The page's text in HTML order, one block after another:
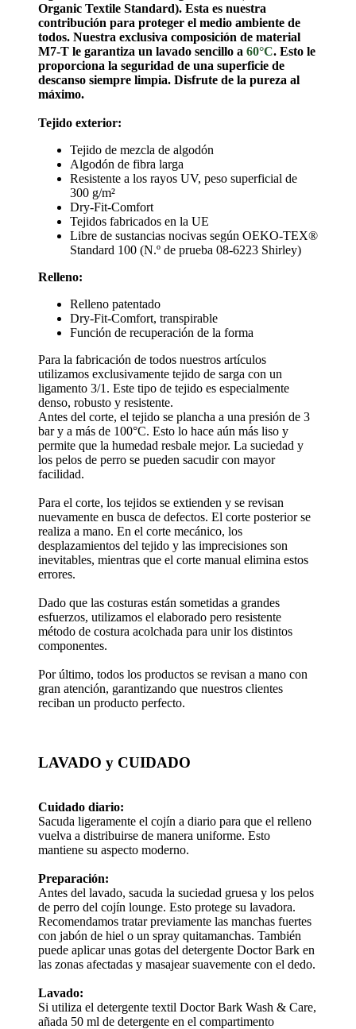
Organic Textile Standard). Esta es nuestra
contribución para proteger el medio ambiente de
todos. Nuestra exclusiva composición de material
M7-T le garantiza un lavado sencillo a 60°C. Esto le
proporciona la seguridad de una superficie de
descanso siempre limpia. Disfrute de la pureza al
máximo.
Tejido exterior:
Tejido de mezcla de algodón
Algodón de fibra larga
Resistente a los rayos UV, peso superficial de
300 g/m²
Dry-Fit-Comfort
Tejidos fabricados en la UE
Libre de sustancias nocivas según OEKO-TEX®
Standard 100 (N.º de prueba 08-6223 Shirley)
Relleno:
Relleno patentado
Dry-Fit-Comfort, transpirable
Función de recuperación de la forma
Para la fabricación de todos nuestros artículos
utilizamos exclusivamente tejido de sarga con un
ligamento 3/1. Este tipo de tejido es especialmente
denso, robusto y resistente.
Antes del corte, el tejido se plancha a una presión de 3
bar y a más de 100°C. Esto lo hace aún más liso y
permite que la humedad resbale mejor. La suciedad y
los pelos de perro se pueden sacudir con mayor
facilidad.
Para el corte, los tejidos se extienden y se revisan
nuevamente en busca de defectos. El corte posterior se
realiza a mano. En el corte mecánico, los
desplazamientos del tejido y las imprecisiones son
inevitables, mientras que el corte manual elimina estos
errores.
Dado que las costuras están sometidas a grandes
esfuerzos, utilizamos el elaborado pero resistente
método de costura acolchada para unir los distintos
componentes.
Por último, todos los productos se revisan a mano con
gran atención, garantizando que nuestros clientes
reciban un producto perfecto.
LAVADO y CUIDADO
Cuidado diario:
Sacuda ligeramente el cojín a diario para que el relleno
vuelva a distribuirse de manera uniforme. Esto
mantiene su aspecto moderno.
Preparación:
Antes del lavado, sacuda la suciedad gruesa y los pelos
de perro del cojín lounge. Esto protege su lavadora.
Recomendamos tratar previamente las manchas fuertes
con jabón de hiel o un spray quitamanchas. También
puede aplicar unas gotas del detergente Doctor Bark en
las zonas afectadas y masajear suavemente con el dedo.
Lavado:
Si utiliza el detergente textil Doctor Bark Wash & Care,
añada 50 ml de detergente en el compartimento